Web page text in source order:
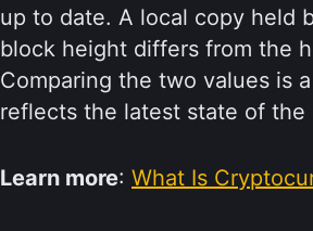
up to date. A local copy held
block height differs from the
Comparing the two values is
reflects the latest state of the
Learn more: What Is